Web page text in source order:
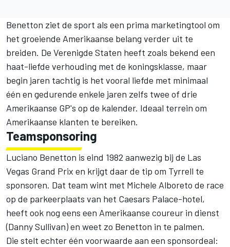
Benetton ziet de sport als een prima marketingtool om
het groeiende Amerikaanse belang verder uit te
breiden. De Verenigde Staten heeft zoals bekend een
haat-liefde verhouding met de koningsklasse, maar
begin jaren tachtig is het vooral liefde met minimaal
één en gedurende enkele jaren zelfs twee of drie
Amerikaanse GP's op de kalender. Ideaal terrein om
Amerikaanse klanten te bereiken.
Teamsponsoring
Luciano Benetton is eind 1982 aanwezig bij de Las
Vegas Grand Prix en krijgt daar de tip om Tyrrell te
sponsoren. Dat team wint met Michele Alboreto de race
op de parkeerplaats van het Caesars Palace-hotel,
heeft ook nog eens een Amerikaanse coureur in dienst
(Danny Sullivan) en weet zo Benetton in te palmen.
Die stelt echter één voorwaarde aan een sponsordeal: